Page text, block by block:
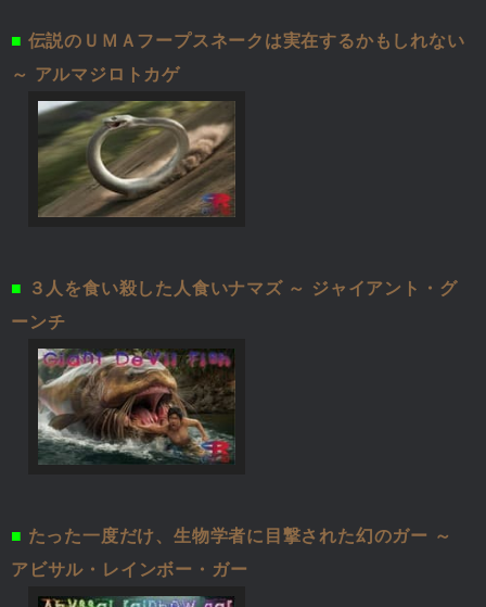
■ 伝説のＵＭＡフープスネークは実在するかもしれない
～ アルマジロトカゲ
■
３人を食い殺した人食いナマズ ～ ジャイアント・グ
ーンチ
■ たった一度だけ、生物学者に目撃された幻のガー ～
アビサル・レインボー・ガー